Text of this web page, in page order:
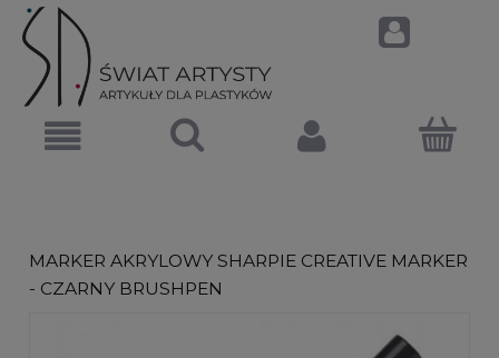
MARKER AKRYLOWY SHARPIE CREATIVE MARKER
- CZARNY BRUSHPEN